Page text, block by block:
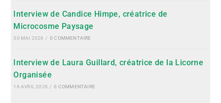
Interview de Candice Himpe, créatrice de
Microcosme Paysage
30 MAI 2026 / 0 COMMENTAIRE
Interview de Laura Guillard, créatrice de la Licorne
Organisée
16 AVRIL 2026 / 0 COMMENTAIRE